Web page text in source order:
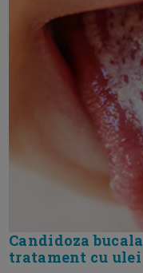
Candidoza
tratament cu ulei